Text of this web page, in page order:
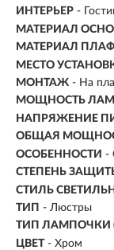
ИНТЕРЬЕР -
МАТЕРИАЛ
МАТЕРИАЛ
МЕСТО
МОНТАЖ - На
МОЩНОСТЬ
НАПРЯЖЕНИЕ
ОБЩАЯ
ОСОБЕННОСТИ -
СТЕПЕНЬ
СТИЛЬ
ТИП - Люстры
ТИП ЛАМПОЧКИ
ЦВЕТ - Хром